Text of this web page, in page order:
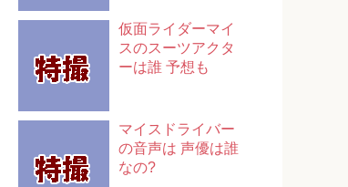
仮面ライダーマイ
スのスーツアクタ
ーは誰 予想も
マイスドライバー
の音声は 声優は誰
なの?